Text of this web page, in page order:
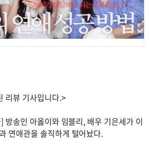
리뷰 기사입니다.>
방송인 아옳이와 임블리, 배우 기은세가 이
연애관을 솔직하게 털어놨다.